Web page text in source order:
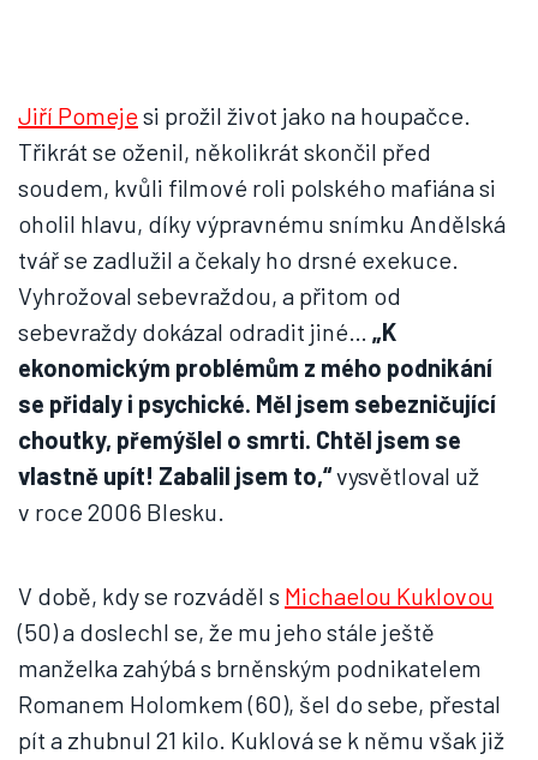
Jiří Pomejesi prožil život jako na houpačce.
Třikrát se oženil, několikrát skončil před
soudem, kvůli filmové roli polského mafiána si
oholil hlavu, díky výpravnému snímku Andělská
tvář se zadlužil a čekaly ho drsné exekuce.
Vyhrožoval sebevraždou, a přitom od
sebevraždy dokázal odradit jiné… „K
ekonomickým problémům z mého podnikání
se přidaly i psychické. Měl jsem sebezničující
choutky, přemýšlel o smrti. Chtěl jsem se
vlastně upít! Zabalil jsem to,“vysvětloval už
v roce 2006 Blesku.
V době, kdy se rozváděl s Michaelou Kuklovou
(50) a doslechl se, že mu jeho stále ještě
manželka zahýbá s brněnským podnikatelem
Romanem Holomkem (60), šel do sebe, přestal
pít a zhubnul 21 kilo. Kuklová se k němu však již